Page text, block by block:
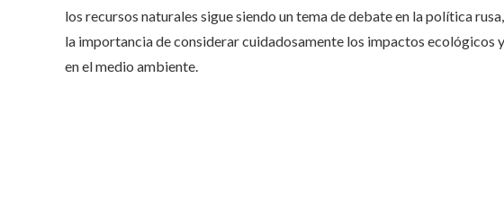
los recursos naturales sigue siendo un tema de debate en la política
la importancia de considerar cuidadosamente los impactos ecológicos
en el medio ambiente.